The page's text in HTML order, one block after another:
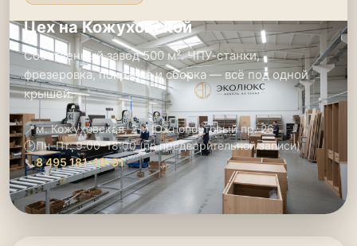
Цех на Кожуховской
Собственный завод 500 м². ЧПУ-станки,
фрезеровка, покраска и сборка — всё под одной
крышей.
📍м. Кожуховская, 2-й Южнопортовый пр. 26
🕑Пн–Пт: 9:00–18:00 (по предварительной записи)
📞8 495 181-19-91